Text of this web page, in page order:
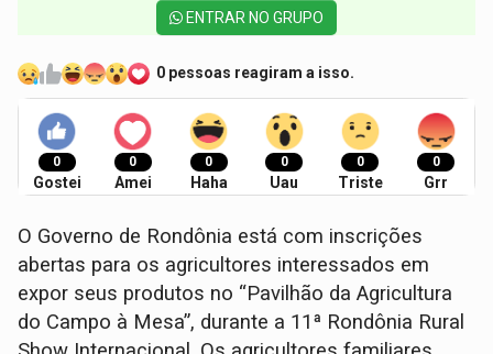
ENTRAR NO GRUPO
0 pessoas reagiram a isso.
0
Gostei
0
Amei
0
Haha
0
Uau
0
Triste
0
Grr
O Governo de Rondônia está com inscrições
abertas para os agricultores interessados em
expor seus produtos no “Pavilhão da Agricultura
do Campo à Mesa”, durante a 11ª Rondônia Rural